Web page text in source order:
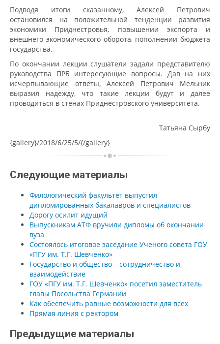
Подводя итоги сказанному, Алексей Петрович
остановился на положительной тенденции развития
экономики Приднестровья, повышении экспорта и
внешнего экономического оборота, пополнении бюджета
государства.
По окончании лекции слушатели задали представителю
руководства ПРБ интересующие вопросы. Дав на них
исчерпывающие ответы, Алексей Петрович Мельник
выразил надежду, что такие лекции будут и далее
проводиться в стенах Приднестровского университета.
Татьяна Сырбу
{gallery}/2018/6/25/5/{/gallery}
Следующие материалы
Филологический факультет выпустил
дипломированных бакалавров и специалистов
Дорогу осилит идущий
Выпускникам АТФ вручили дипломы об окончании
вуза
Состоялось итоговое заседание Ученого совета ГОУ
«ПГУ им. Т.Г. Шевченко»
Государство и общество – сотрудничество и
взаимодействие
ГОУ «ПГУ им. Т.Г. Шевченко» посетил заместитель
главы Посольства Германии
Как обеспечить равные возможности для всех
Прямая линия с ректором
Предыдущие материалы